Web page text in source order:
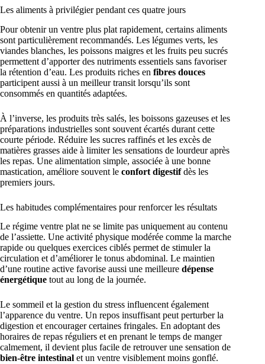
Les aliments à privilégier pendant ces quatre jours
Pour obtenir un ventre plus plat rapidement, certains aliments
sont particulièrement recommandés. Les légumes verts, les
viandes blanches, les poissons maigres et les fruits peu sucrés
permettent d’apporter des nutriments essentiels sans favoriser
la rétention d’eau. Les produits riches en fibres douces
participent aussi à un meilleur transit lorsqu’ils sont
consommés en quantités adaptées.
À l’inverse, les produits très salés, les boissons gazeuses et les
préparations industrielles sont souvent écartés durant cette
courte période. Réduire les sucres raffinés et les excès de
matières grasses aide à limiter les sensations de lourdeur après
les repas. Une alimentation simple, associée à une bonne
mastication, améliore souvent le confort digestifdès les
premiers jours.
Les habitudes complémentaires pour renforcer les résultats
Le régime ventre plat ne se limite pas uniquement au contenu
de l’assiette. Une activité physique modérée comme la marche
rapide ou quelques exercices ciblés permet de stimuler la
circulation et d’améliorer le tonus abdominal. Le maintien
d’une routine active favorise aussi une meilleure dépense
énergétique tout au long de la journée.
Le sommeil et la gestion du stress influencent également
l’apparence du ventre. Un repos insuffisant peut perturber la
digestion et encourager certaines fringales. En adoptant des
horaires de repas réguliers et en prenant le temps de manger
calmement, il devient plus facile de retrouver une sensation de
bien-être intestinal et un ventre visiblement moins gonflé.